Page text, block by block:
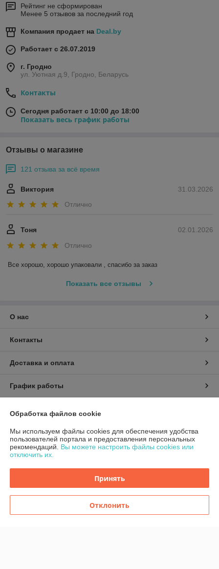
Рейтинг не сформирован
Менее 5 отзывов за последний год
Компания продает на Deal.by
Работает с 26.07.2019
г. Гродно
ул. Уютная д.9, Гродно, Беларусь
Контакты
Сегодня работает с 10:00 до 18:00
Показать весь график работы
Отзывы о магазине
121 отзыва за всё время
31.03.2026
Виктория
Отлично
02.01.2026
Тоня
Отлично
Все хорошо, хорошо упаковали , спасибо за заказ
Показать все отзывы
О нас
Контакты
Доставка и оплата
График работы
Политика обработки cookies
Сайт создан на платформе Deal.by
Обработка файлов cookie
Мы используем файлы cookies для обеспечения удобства
пользователей портала и предоставления персональных
рекомендаций. Вы можете настроить файлы cookies или
отключить их.
Принять
Отклонить